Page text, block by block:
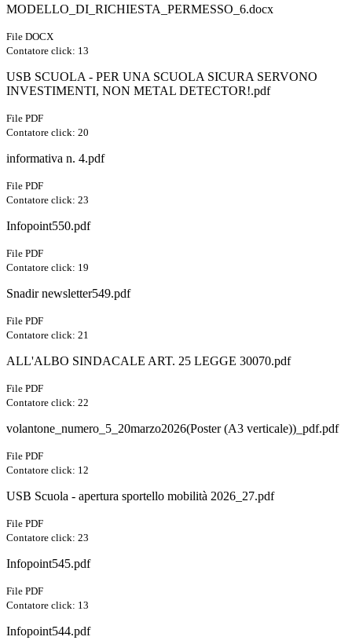
MODELLO_DI_RICHIESTA_PERMESSO_6.docx
File DOCX
Contatore click: 13
USB SCUOLA - PER UNA SCUOLA SICURA SERVONO
INVESTIMENTI, NON METAL DETECTOR!.pdf
File PDF
Contatore click: 20
informativa n. 4.pdf
File PDF
Contatore click: 23
Infopoint550.pdf
File PDF
Contatore click: 19
Snadir newsletter549.pdf
File PDF
Contatore click: 21
ALL'ALBO SINDACALE ART. 25 LEGGE 30070.pdf
File PDF
Contatore click: 22
volantone_numero_5_20marzo2026(Poster (A3 verticale))_pdf.pdf
File PDF
Contatore click: 12
USB Scuola - apertura sportello mobilità 2026_27.pdf
File PDF
Contatore click: 23
Infopoint545.pdf
File PDF
Contatore click: 13
Infopoint544.pdf